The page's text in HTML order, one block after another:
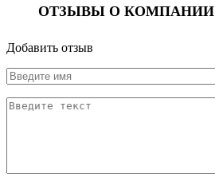
ОТЗЫВЫ О КОМПАНИИ
Добавить отзыв